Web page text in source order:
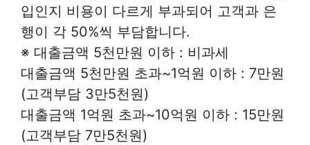
입인지 비용이 다르게 부과되어 고객과 은
행이 각 50%씩 부담합니다.
※ 대출금액 5천만원 이하 : 비과세
대출금액 5천만원 초과~1억원 이하 : 7만원
(고객부담 3만5천원)
대출금액 1억원 초과~10억원 이하 : 15만원
(고객부담 7만5천원)